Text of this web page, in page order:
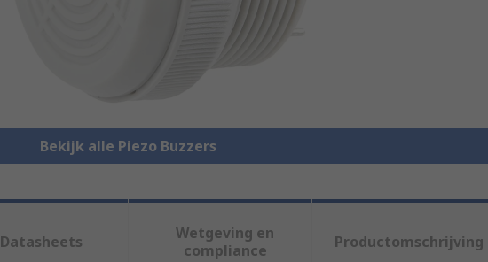
Bekijk alle Piezo Buzzers
Datasheets
Wetgeving en
compliance
Productomschrijving